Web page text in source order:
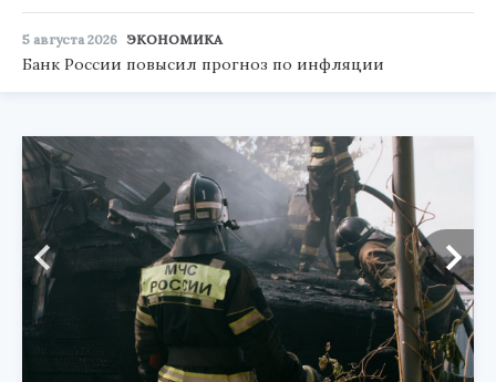
5 августа 2026 ЭКОНОМИКА
Банк России повысил прогноз по инфляции